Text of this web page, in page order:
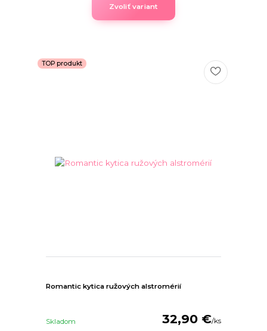
Zvoliť variant
TOP produkt
Romantic kytica ružových alstromérií
32,90 €/ks
Skladom